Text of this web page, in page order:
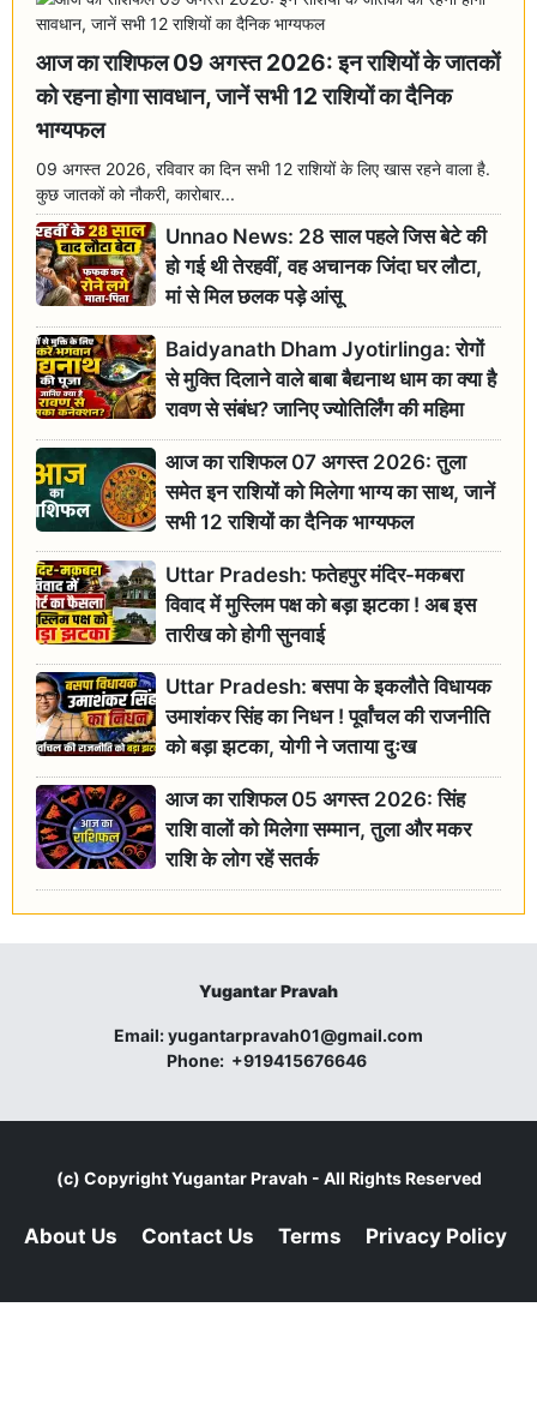
आज का राशिफल 09 अगस्त 2026: इन राशियों के जातकों
को रहना होगा सावधान, जानें सभी 12 राशियों का दैनिक
भाग्यफल
09 अगस्त 2026, रविवार का दिन सभी 12 राशियों के लिए खास रहने वाला है.
कुछ जातकों को नौकरी, कारोबार...
Unnao News: 28 साल पहले जिस बेटे की
हो गई थी तेरहवीं, वह अचानक जिंदा घर लौटा,
मां से मिल छलक पड़े आंसू
Baidyanath Dham Jyotirlinga: रोगों
से मुक्ति दिलाने वाले बाबा बैद्यनाथ धाम का क्या है
रावण से संबंध? जानिए ज्योतिर्लिंग की महिमा
आज का राशिफल 07 अगस्त 2026: तुला
समेत इन राशियों को मिलेगा भाग्य का साथ, जानें
सभी 12 राशियों का दैनिक भाग्यफल
Uttar Pradesh: फतेहपुर मंदिर-मकबरा
विवाद में मुस्लिम पक्ष को बड़ा झटका ! अब इस
तारीख को होगी सुनवाई
Uttar Pradesh: बसपा के इकलौते विधायक
उमाशंकर सिंह का निधन ! पूर्वांचल की राजनीति
को बड़ा झटका, योगी ने जताया दुःख
आज का राशिफल 05 अगस्त 2026: सिंह
राशि वालों को मिलेगा सम्मान, तुला और मकर
राशि के लोग रहें सतर्क
Yugantar Pravah
Email:yugantarpravah01@gmail.com
Phone: +919415676646
(c) CopyrightYugantar Pravah - All Rights Reserved
About Us Contact Us Terms Privacy Policy